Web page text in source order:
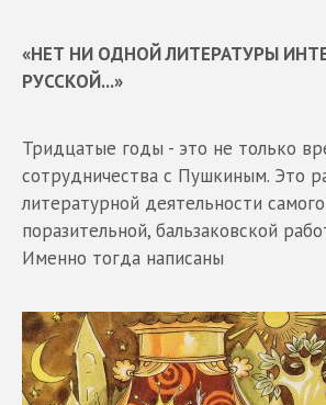
«НЕТ НИ ОДНОЙ ЛИТЕРАТУРЫ
РУССКОЙ...»
Тридцатые годы - это не только
сотрудничества с Пушкиным. Это
литературной деятельности
поразительной, бальзаковской
Именно тогда написаны